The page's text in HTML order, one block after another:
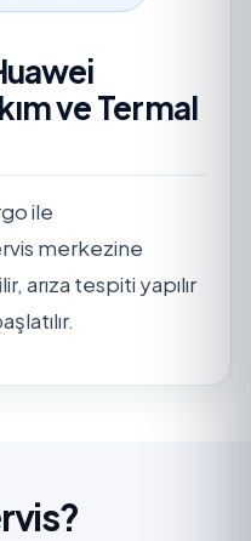
ve Termal
ile
merkezine
arıza tespiti yapılır